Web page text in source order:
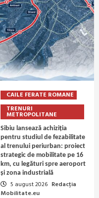
CAILE FERATE ROMANE
TRENURI
METROPOLITANE
Sibiu lansează achiziția
pentru studiul de fezabilitate
al trenului periurban: proiect
strategic de mobilitate pe 16
km, cu legături spre aeroport
și zona industrială
5 august 2026 Redacția
Mobilitate.eu